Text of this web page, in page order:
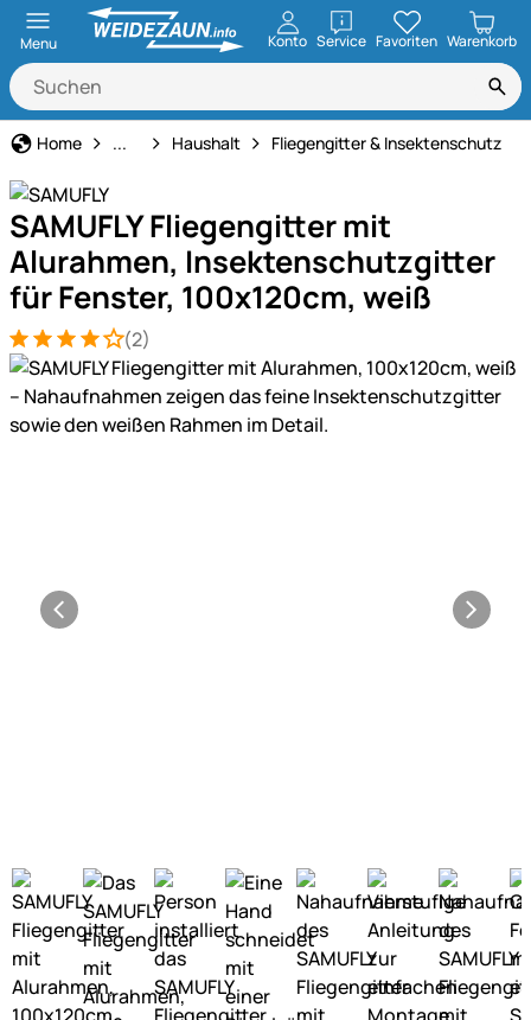
Menu Konto ServiceöffnenFavoriten Warenkorb
Home Haus und Hof
... Haushalt Fliegengitter & Insektenschutz
SAMUFLY Fliegengitter mit
Alurahmen, Insektenschutzgitter
für Fenster, 100x120cm, weiß
Bewertung: 4 von 5 (2 Bewertungen)
2 Bewertungen
(2)
Produktgalerie